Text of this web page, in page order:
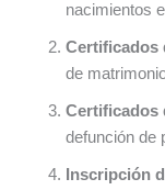
nacimientos
Certificados
de
Certificados
defunción de
Inscripción